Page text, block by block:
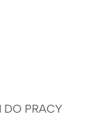
DO PRACY